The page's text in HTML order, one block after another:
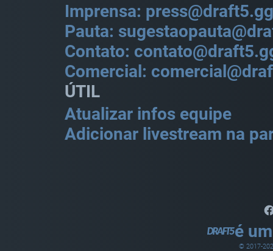
Imprensa: press@draft5.gg
Pauta:
Contato:
Comercial:
ÚTIL
Atualizar infos equipe
Adicionar livestream na
é
© 2017-